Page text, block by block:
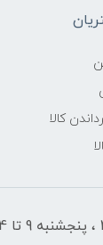
کالا